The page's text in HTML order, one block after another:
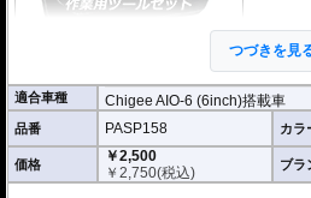
汚れか
トには２
ンチグレ
合わせたものをご利用いただけます。
スーパー
透明性
と画面
どわか
つづきを見
適合車種 Chigee AIO-6 (6inch)搭載車
品番 PASP158 カラ
価格
￥2,500
￥2,750(税込) ブラ